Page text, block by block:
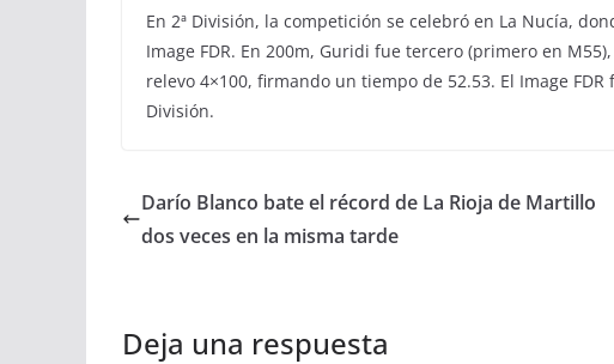
En 2ª División, la competición se celebró en La Nucía,
Image FDR. En 200m, Guridi fue tercero (primero en
relevo 4×100, firmando un tiempo de 52.53. El Image
División.
Darío Blanco bate el récord de La Rioja de Martillo
dos veces en la misma tarde
Deja una respuesta